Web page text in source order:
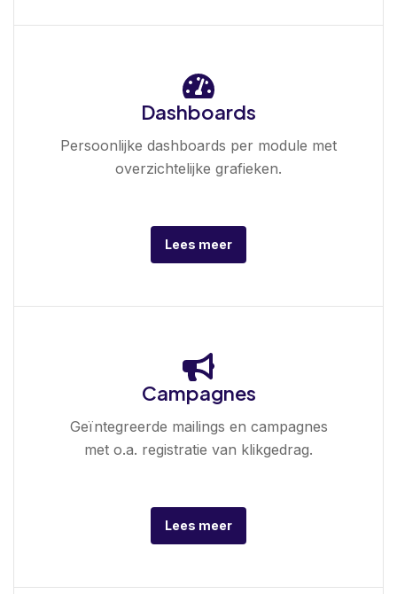
Dashboards
Persoonlijke dashboards per module met
overzichtelijke grafieken.
Lees meer
Campagnes
Geïntegreerde mailings en campagnes
met o.a. registratie van klikgedrag.
Lees meer